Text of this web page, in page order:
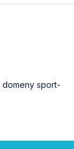
domeny sport-